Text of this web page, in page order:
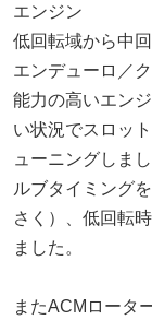
エンジン
低回転域から中
エンデューロ／
能力の高いエン
い状況でスロッ
ューニングしま
ルブタイミング
さく）、低回転
ました。
またACMロータ